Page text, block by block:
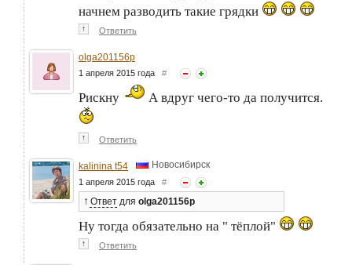
начнем разводить такие грядки
↑ Ответить
olga201156p
1 апреля 2015 года #
Рискну А вдруг чего-то да получится.
↑ Ответить
kalinina t54 Новосибирск
1 апреля 2015 года #
↑ Ответ для olga201156p
Ну тогда обязательно на " тёплой"
↑ Ответить